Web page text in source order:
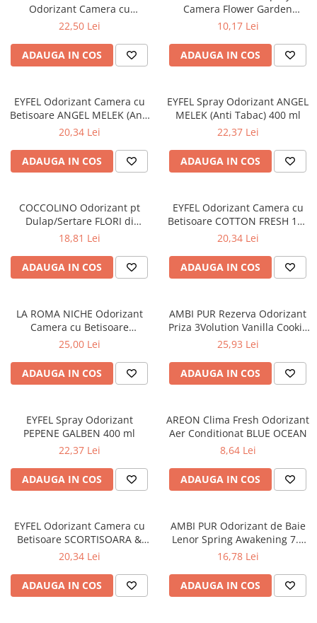
Solutii de scos pete
Tablete & Capsule
Produse Dezinfectante-
Antibacteriene
Baie
Bucatarie
Daunatoare
Geamuri
Mobilier
Saci Menajeri
Ingrijire Personala
Ingrijirea corpului
Bureti/Perie
Crema
Deo Incaltaminte
Igiena orala
Produse pentru ras
Ingrijirea parului
Balsam de par
Fixativ si spuma de par
Masca & Gel de par
Odorizant Camera cu
Betisoare Intense Vibe 125 ml
22,50 Lei
ADAUGA IN COS
Camera Flower Garden
(YUMOS ROZ) 260 ml
10,17 Lei
ADAUGA IN COS
EYFEL Odorizant Camera cu
Betisoare ANGEL MELEK (Anti
Tabac) 120 ml
20,34 Lei
ADAUGA IN COS
EYFEL Spray Odorizant ANGEL
MELEK (Anti Tabac) 400 ml
22,37 Lei
ADAUGA IN COS
COCCOLINO Odorizant pt
Dulap/Sertare FLORI di
PRIMAVERA 3 buc
18,81 Lei
ADAUGA IN COS
EYFEL Odorizant Camera cu
Betisoare COTTON FRESH 120
ml
20,34 Lei
ADAUGA IN COS
LA ROMA NICHE Odorizant
Camera cu Betisoare
INVICTUS 120 ml
25,00 Lei
ADAUGA IN COS
AMBI PUR Rezerva Odorizant
Priza 3Volution Vanilla Cookie
20 ml
25,93 Lei
ADAUGA IN COS
EYFEL Spray Odorizant
PEPENE GALBEN 400 ml
22,37 Lei
ADAUGA IN COS
AREON Clima Fresh Odorizant
Aer Conditionat BLUE OCEAN
8,64 Lei
ADAUGA IN COS
EYFEL Odorizant Camera cu
Betisoare SCORTISOARA &
CUISOARE 120 ml
20,34 Lei
ADAUGA IN COS
AMBI PUR Odorizant de Baie
Lenor Spring Awakening 7.5
ml
16,78 Lei
ADAUGA IN COS